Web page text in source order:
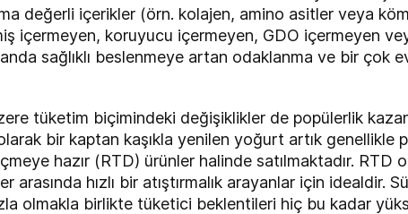
değerli içerikler (örn. kolajen, amino asitler veya
içermeyen, koruyucu içermeyen, GDO içermeyen
sağlıklı beslenmeye artan odaklanma ve bir çok
tüketim biçimindeki değişiklikler de popülerlik
bir kaptan kaşıkla yenilen yoğurt artık
hazır (RTD) ürünler halinde satılmaktadır. RTD
hızlı bir atıştırmalık arayanlar için idealdir.
olmakla birlikte tüketici beklentileri hiç bu kadar